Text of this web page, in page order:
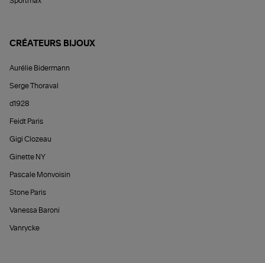
CRÉATEURS BIJOUX
Aurélie Bidermann
Serge Thoraval
d1928
Feidt Paris
Gigi Clozeau
Ginette NY
Pascale Monvoisin
Stone Paris
Vanessa Baroni
Vanrycke